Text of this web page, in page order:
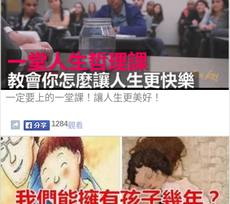
一定要上的一堂課！讓人生更美好！
1284觀看